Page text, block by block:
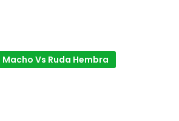
Macho Vs Ruda Hembra